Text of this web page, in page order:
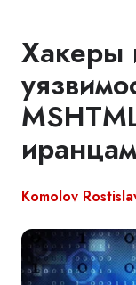
Хакеры
Komolov